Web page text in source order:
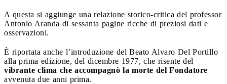
A questa si aggiunge una relazione storico-critica del professor
Antonio Aranda di sessanta pagine ricche di preziosi dati e
osservazioni.
È riportata anche l’introduzione del Beato Alvaro Del Portillo
alla prima edizione, del dicembre 1977, che risente del
vibrante clima che accompagnò la morte del Fondatore
avvenuta due anni prima.